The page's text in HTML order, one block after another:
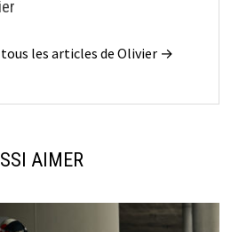
les articles de Olivier →
AIMER